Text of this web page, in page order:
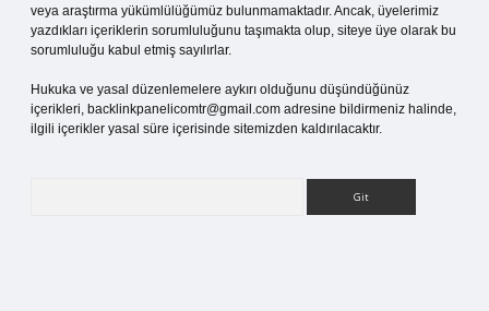
veya araştırma yükümlülüğümüz bulunmamaktadır. Ancak, üyelerimiz
yazdıkları içeriklerin sorumluluğunu taşımakta olup, siteye üye olarak bu
sorumluluğu kabul etmiş sayılırlar.
Hukuka ve yasal düzenlemelere aykırı olduğunu düşündüğünüz
içerikleri, backlinkpanelicomtr@gmail.com adresine bildirmeniz halinde,
ilgili içerikler yasal süre içerisinde sitemizden kaldırılacaktır.